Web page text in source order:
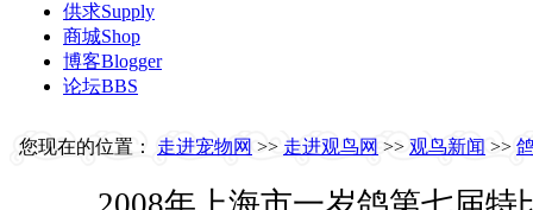
供求Supply
商城Shop
博客Blogger
论坛BBS
您现在的位置： 走进宠物网 >> 走进观鸟网 >> 观鸟新闻 >>